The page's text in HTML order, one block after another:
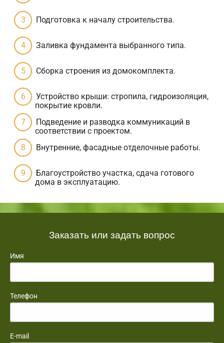
Подготовка к началу строительства.
Заливка фундамента выбранного типа.
Сборка строения из домокомплекта.
Устройство крыши: стропила, гидроизоляция,
покрытие кровли.
Подведение и разводка коммуникаций в
соответствии с проектом.
Внутренние, фасадные отделочные работы.
Благоустройство участка, сдача готового
дома в эксплуатацию.
Заказать или задать вопрос
Имя
Телефон
E-mail